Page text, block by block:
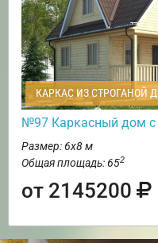
КАРКАС ИЗ СТРОГАНОЙ
№97 Каркасный дом с
Размер: 6х8 м
Общая площадь: 652
от 2145200